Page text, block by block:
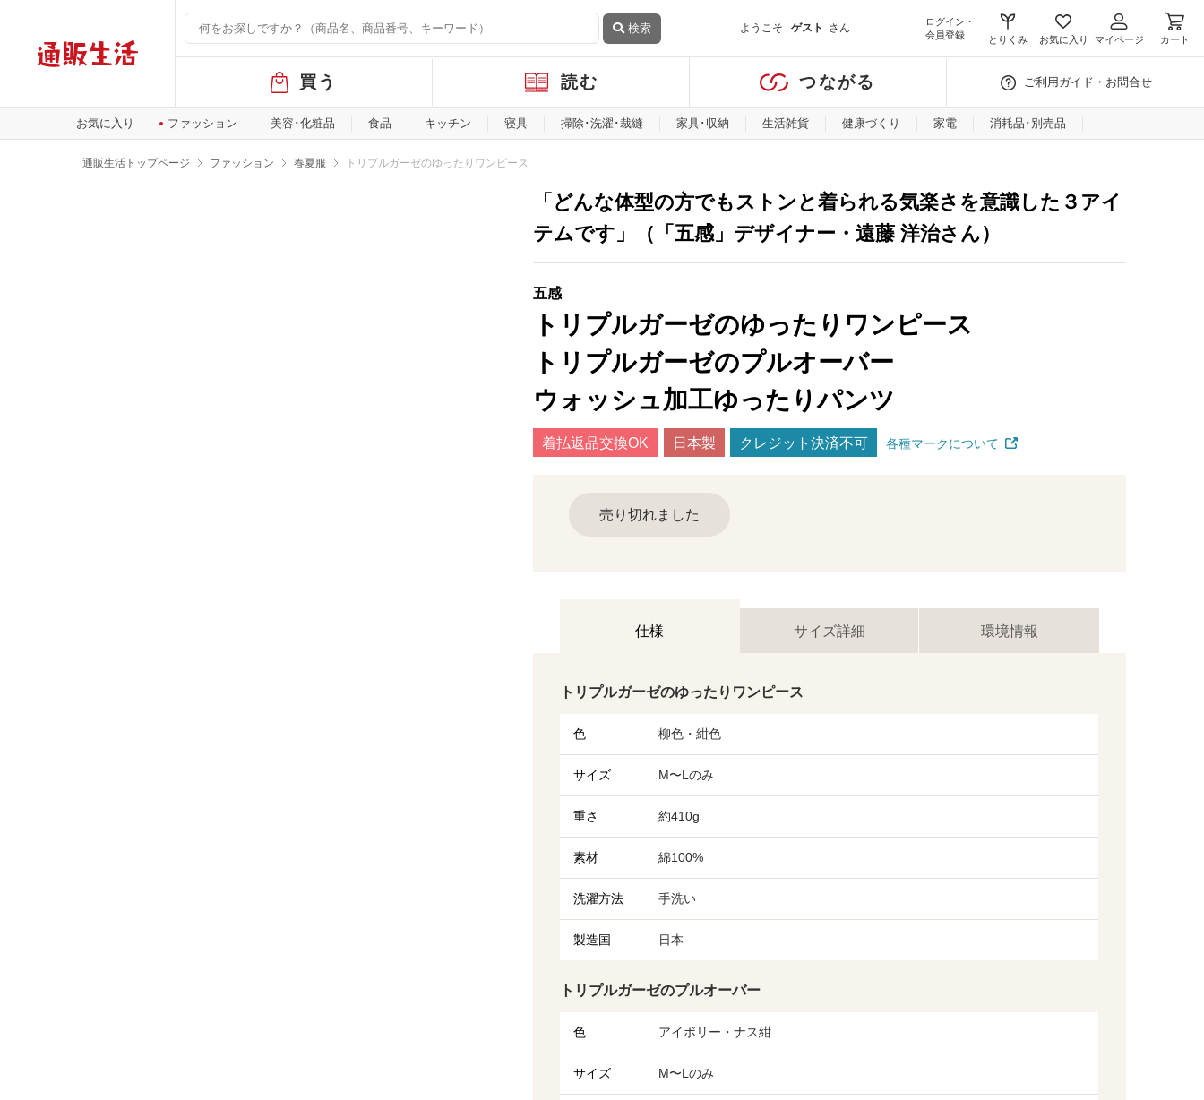
検索 ようこそ ゲスト さん
ログイン・
会員登録
とりくみ お気に入り マイページ カート
バ
ル
メ
買う 読む つながる ご利用ガイド・お問合せ
お気に入り ファッション 美容･化粧品 食品 キッチン 寝具 掃除･洗濯･裁縫 家具･収納 生活雑貨 健康づくり 家電 消耗品･別売品
通販生活トップページ ファッション 春夏服 トリプルガーゼのゆったりワンピース
「どんな体型の方でもストンと着られる気楽さを意識した３アイ
テムです」（「五感」デザイナー・遠藤 洋治さん）
五感
トリプルガーゼのゆったりワンピース
トリプルガーゼのプルオーバー
ウォッシュ加工ゆったりパンツ
着払返品交換OK 日本製 クレジット決済不可 各種マークについて
売り切れました
仕様 サイズ詳細 環境情報
トリプルガーゼのゆったりワンピース
色 柳色・紺色
サイズ M〜Lのみ
重さ 約410g
素材 綿100%
洗濯方法 手洗い
製造国 日本
トリプルガーゼのプルオーバー
色 アイボリー・ナス紺
サイズ M〜Lのみ